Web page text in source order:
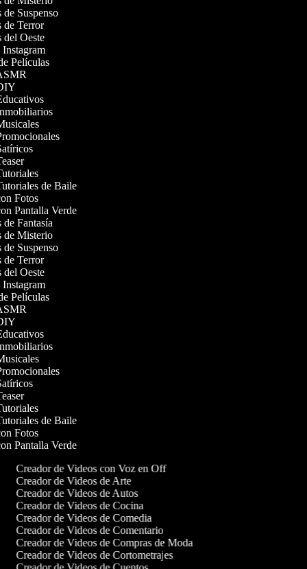
de Suspenso
de Terror
del Oeste
Instagram
Películas
de Baile
Fotos
Pantalla Verde
de Fantasía
de Misterio
de Suspenso
de Terror
del Oeste
Instagram
Películas
de Baile
Fotos
Pantalla Verde
Creador de Videos con Voz en Off
Creador de Videos de Arte
Creador de Videos de Autos
Creador de Videos de Cocina
Creador de Videos de Comedia
Creador de Videos de Comentario
Creador de Videos de Compras de Moda
Creador de Videos de Cortometrajes